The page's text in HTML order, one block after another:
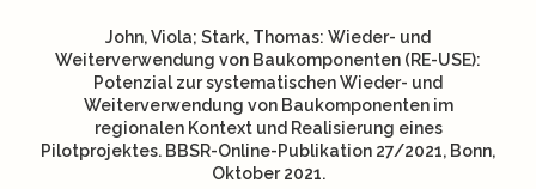
John, Viola; Stark, Thomas: Wieder- und
Weiterverwendung von Baukomponenten (RE-USE):
Potenzial zur systematischen Wieder- und
Weiterverwendung von Baukomponenten im
regionalen Kontext und Realisierung eines
Pilotprojektes. BBSR-Online-Publikation 27/2021, Bonn,
Oktober 2021.